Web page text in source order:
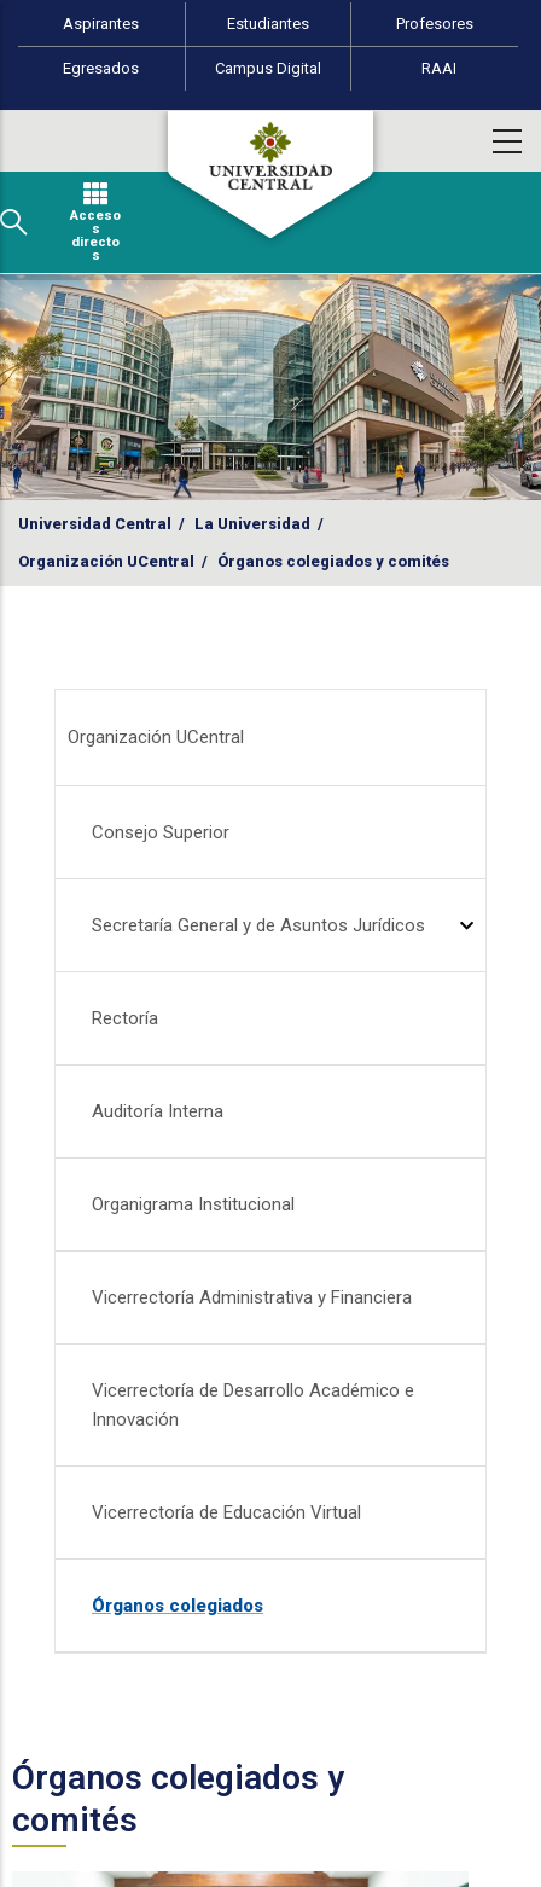
Pasar al contenido principal
Perfiles de usuario
Aspirantes Estudiantes Profesores
Egresados Campus Digital RAAI
Acceso
s
directo
s
Universidad Central / La Universidad /
Organización UCentral / Órganos colegiados y comités
Organización UCentral
Consejo Superior
Secretaría General y de Asuntos Jurídicos
Rectoría
Auditoría Interna
Organigrama Institucional
Vicerrectoría Administrativa y Financiera
Vicerrectoría de Desarrollo Académico e
Innovación
Vicerrectoría de Educación Virtual
Órganos colegiados
Órganos colegiados y
comités